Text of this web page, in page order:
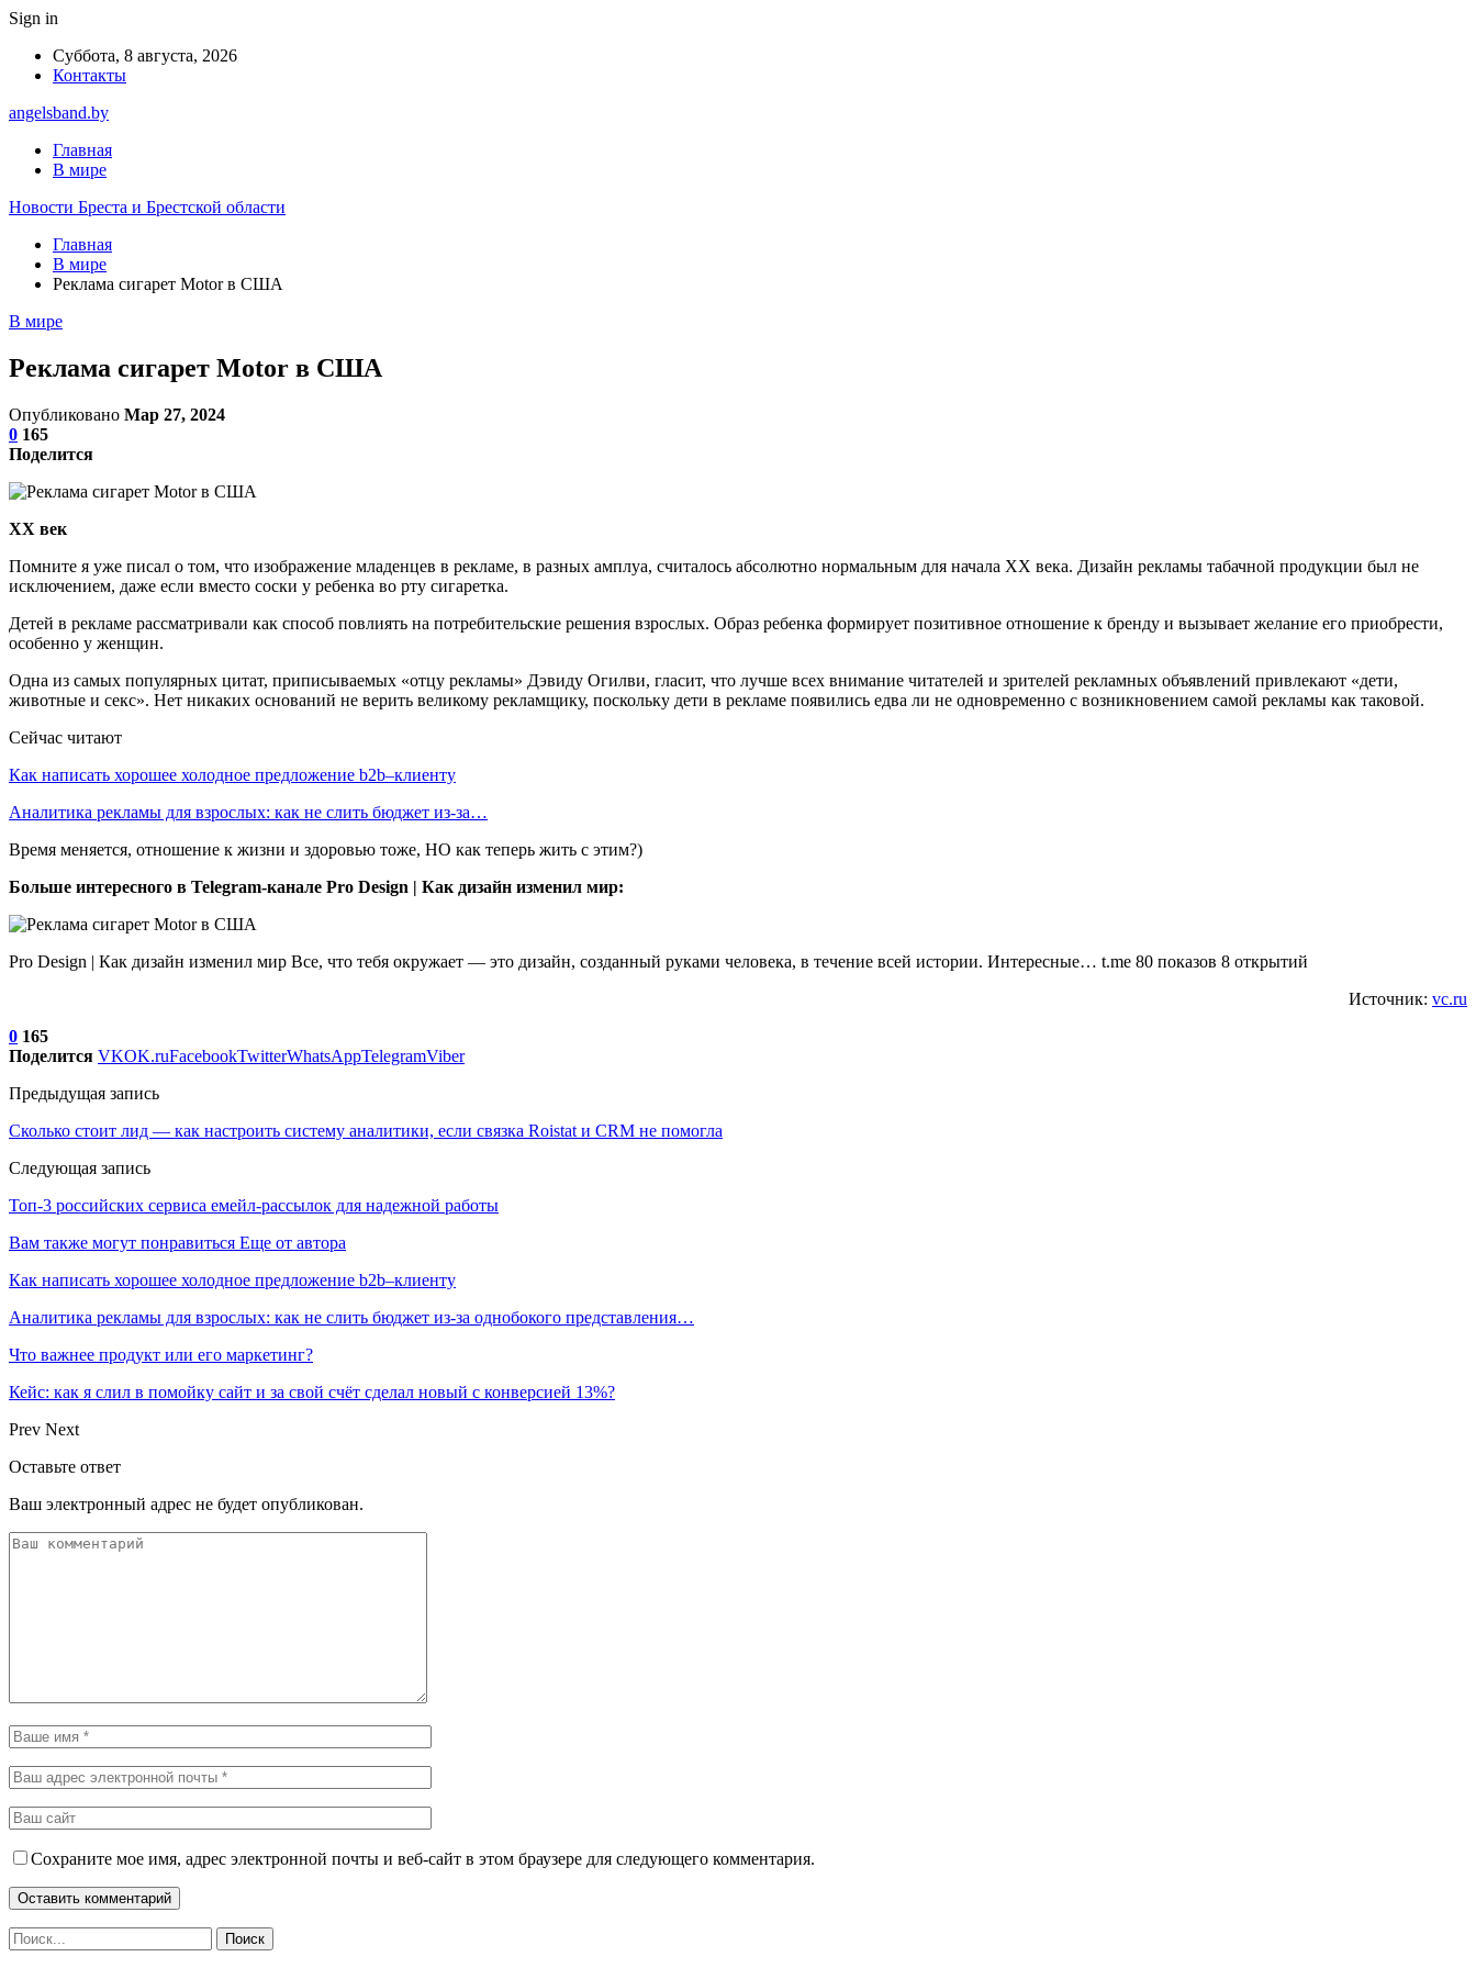
Sign in
Суббота, 8 августа, 2026
Контакты
angelsband.by
Главная
В мире
Новости Бреста и Брестской области
Главная
В мире
Реклама сигарет Motor в США
В мире
Реклама сигарет Motor в США
Опубликовано Мар 27, 2024
0 165
Поделится
XX век
Помните я уже писал о том, что изображение младенцев в рекламе, в разных амплуа, считалось абсолютно нормальным для начала XX века. Дизайн рекламы табачной продукции был не
исключением, даже если вместо соски у ребенка во рту сигаретка.
Детей в рекламе рассматривали как способ повлиять на потребительские решения взрослых. Образ ребенка формирует позитивное отношение к бренду и вызывает желание его приобрести,
особенно у женщин.
Одна из самых популярных цитат, приписываемых «отцу рекламы» Дэвиду Огилви, гласит, что лучше всех внимание читателей и зрителей рекламных объявлений привлекают «дети,
животные и секс». Нет никаких оснований не верить великому рекламщику, поскольку дети в рекламе появились едва ли не одновременно с возникновением самой рекламы как таковой.
Сейчас читают
Как написать хорошее холодное предложение b2b–клиенту
Аналитика рекламы для взрослых: как не слить бюджет из-за…
Время меняется, отношение к жизни и здоровью тоже, НО как теперь жить с этим?)
Больше интересного в Telegram-канале Pro Design | Как дизайн изменил мир:
Pro Design | Как дизайн изменил мир Все, что тебя окружает — это дизайн, созданный руками человека, в течение всей истории. Интересные… t.me 80 показов 8 открытий
Источник: vc.ru
0 165
Поделится VKOK.ruFacebookTwitterWhatsAppTelegramViber
Предыдущая запись
Сколько стоит лид — как настроить систему аналитики, если связка Roistat и CRM не помогла
Следующая запись
Топ-3 российских сервиса емейл-рассылок для надежной работы
Вам также могут понравиться Еще от автора
Как написать хорошее холодное предложение b2b–клиенту
Аналитика рекламы для взрослых: как не слить бюджет из-за однобокого представления…
Что важнее продукт или его маркетинг?
Кейс: как я слил в помойку сайт и за свой счёт сделал новый с конверсией 13%?
Prev Next
Оставьте ответ
Ваш электронный адрес не будет опубликован.
Сохраните мое имя, адрес электронной почты и веб-сайт в этом браузере для следующего комментария.